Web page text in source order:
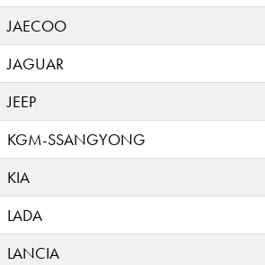
JAECOO
JAGUAR
JEEP
KGM-SSANGYONG
KIA
LADA
LANCIA